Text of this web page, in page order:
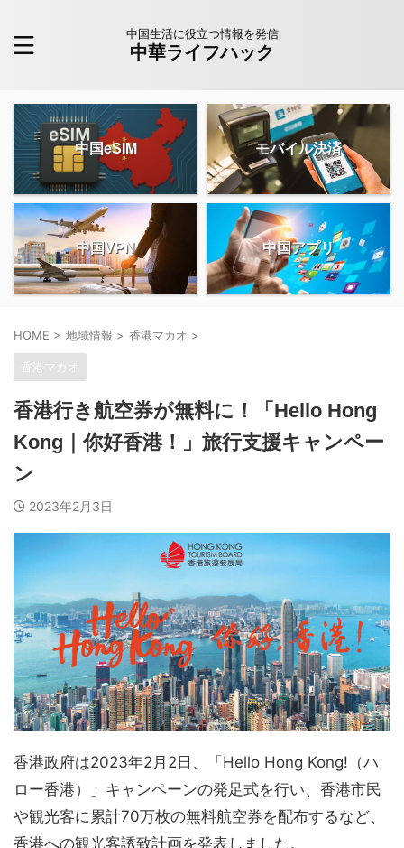
中国生活に役立つ情報を発信
中華ライフハック
中国eSIM モバイル決済
中国VPN 中国アプリ
HOME > 地域情報 > 香港マカオ >
香港マカオ
香港行き航空券が無料に！「Hello Hong
Kong｜你好香港！」旅行支援キャンペー
ン
2023年2月3日
香港政府は2023年2 月 2 日、「 Hello Hong Kong! （ハ
ロー香港）」キャンペーンの発足式を行い、香港市民
や観光客に累計70万枚の無料航空券を配布するなど、
香港への観光客誘致計画を発表しました。